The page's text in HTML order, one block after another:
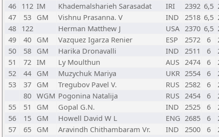
46 112 IM Khademalsharieh Sarasadat IRI 2392 6,5
47
53 GM Vishnu Prasanna. V IND 2518 6,5
48 122 Herman Matthew J USA 2370 6,5
49
40 GM Vazquez Igarza Renier ESP 2572 6
50
58 GM Harika Dronavalli IND 2511 6
51
72 IM Ly Moulthun AUS 2474 6
52
44 GM Muzychuk Mariya UKR 2554 6
53
37 GM Tregubov Pavel V. RUS 2582 6
80 WGM Pogonina Natalija RUS 2454 6
55
51 GM Gopal G.N. IND 2525 6
56
15 GM Howell David W L ENG 2685 6
57
65 GM Aravindh Chithambaram Vr. IND 2500 6